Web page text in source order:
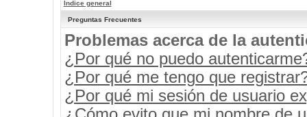
Índice general
Preguntas Frecuentes
Problemas acerca de la
¿Por qué no puedo
¿Por qué me tengo que
¿Por qué mi sesión de usuario